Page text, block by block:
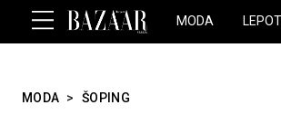
MODA
MODA > ŠOPING